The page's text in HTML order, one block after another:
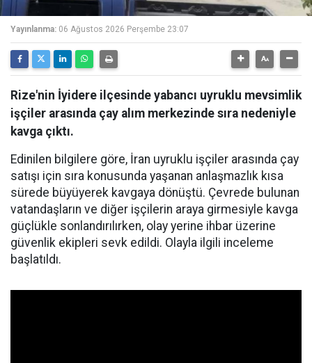
Yayınlanma: 06 Ağustos 2026 Perşembe 23:07
Rize'nin İyidere ilçesinde yabancı uyruklu mevsimlik
işçiler arasında çay alım merkezinde sıra nedeniyle
kavga çıktı.
Edinilen bilgilere göre, İran uyruklu işçiler arasında çay
satışı için sıra konusunda yaşanan anlaşmazlık kısa
sürede büyüyerek kavgaya dönüştü. Çevrede bulunan
vatandaşların ve diğer işçilerin araya girmesiyle kavga
güçlükle sonlandırılırken, olay yerine ihbar üzerine
güvenlik ekipleri sevk edildi. Olayla ilgili inceleme
başlatıldı.